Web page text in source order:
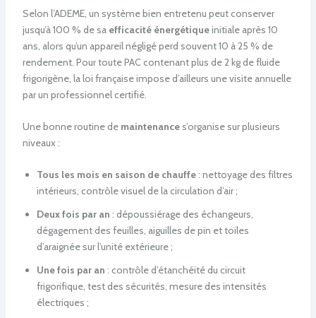
Selon l’ADEME, un système bien entretenu peut conserver
jusqu’à 100 % de sa efficacité énergétiqueinitiale après 10
ans, alors qu’un appareil négligé perd souvent 10 à 25 % de
rendement. Pour toute PAC contenant plus de 2 kg de fluide
frigorigène, la loi française impose d’ailleurs une visite annuelle
par un professionnel certifié.
Une bonne routine de maintenances’organise sur plusieurs
niveaux :
Tous les mois en saison de chauffe: nettoyage des filtres
intérieurs, contrôle visuel de la circulation d’air ;
Deux fois par an : dépoussiérage des échangeurs,
dégagement des feuilles, aiguilles de pin et toiles
d’araignée sur l’unité extérieure ;
Une fois par an : contrôle d’étanchéité du circuit
frigorifique, test des sécurités, mesure des intensités
électriques ;